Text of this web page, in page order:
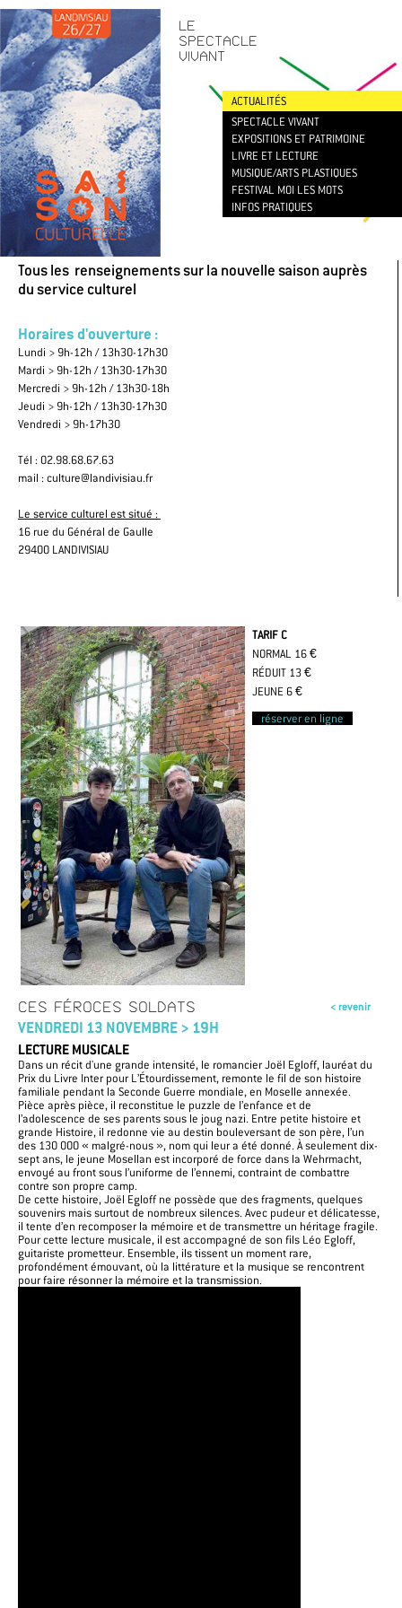
LE
SPECTACLE
VIVANT
ACTUALITÉS
SPECTACLE VIVANT
EXPOSITIONS ET PATRIMOINE
LIVRE ET LECTURE
MUSIQUE/ARTS PLASTIQUES
FESTIVAL MOI LES MOTS
INFOS PRATIQUES
Tous les renseignements sur la nouvelle saison auprès
du service culturel
Horaires d'ouverture :
Lundi > 9h-12h / 13h30-17h30
Mardi > 9h-12h / 13h30-17h30
Mercredi > 9h-12h / 13h30-18h
Jeudi > 9h-12h / 13h30-17h30
Vendredi > 9h-17h30
Tél : 02.98.68.67.63
mail : culture@landivisiau.fr
Le service culturel est situé :
16 rue du Général de Gaulle
29400 LANDIVISIAU
TARIF C
NORMAL 16 €
RÉDUIT 13 €
JEUNE 6 €
réserver en ligne
< revenir
CES FÉROCES SOLDATS
VENDREDI 13 NOVEMBRE > 19H
LECTURE MUSICALE
Dans un récit d'une grande intensité, le romancier Joël Egloff, lauréat du
Prix du Livre Inter pour L’Étourdissement, remonte le fil de son histoire
familiale pendant la Seconde Guerre mondiale, en Moselle annexée.
Pièce après pièce, il reconstitue le puzzle de l’enfance et de
l’adolescence de ses parents sous le joug nazi. Entre petite histoire et
grande Histoire, il redonne vie au destin bouleversant de son père, l’un
des 130 000 « malgré-nous », nom qui leur a été donné. À seulement dix-
sept ans, le jeune Mosellan est incorporé de force dans la Wehrmacht,
envoyé au front sous l’uniforme de l’ennemi, contraint de combattre
contre son propre camp.
De cette histoire, Joël Egloff ne possède que des fragments, quelques
souvenirs mais surtout de nombreux silences. Avec pudeur et délicatesse,
il tente d’en recomposer la mémoire et de transmettre un héritage fragile.
Pour cette lecture musicale, il est accompagné de son fils Léo Egloff,
guitariste prometteur. Ensemble, ils tissent un moment rare,
profondément émouvant, où la littérature et la musique se rencontrent
pour faire résonner la mémoire et la transmission.